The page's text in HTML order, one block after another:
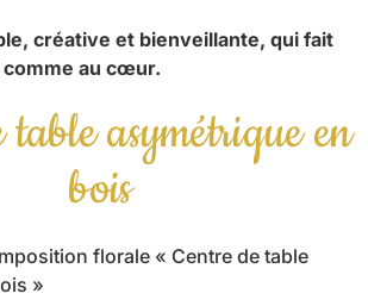
créative et bienveillante, qui fait
comme au cœur.
table asymétrique en
bois
florale « Centre de table
»